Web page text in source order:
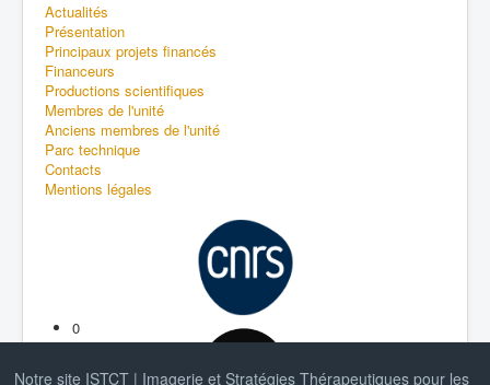
Notre site ISTCT | Imagerie et Stratégies Thérapeutiques pour les
0
1
Actualités
Présentation
Principaux projets financés
Financeurs
Productions scientifiques
Membres de l'unité
Anciens membres de l'unité
Parc technique
Contacts
Mentions légales